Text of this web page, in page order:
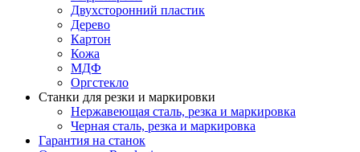
Двухсторонний пластик
Дерево
Картон
Кожа
МДФ
Оргстекло
Станки для резки и маркировки
Нержавеющая сталь, резка и маркировка
Черная сталь, резка и маркировка
Гарантия на станок